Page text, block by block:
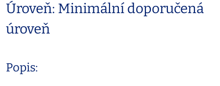
Úroveň: Minimální doporučená
úroveň
Popis: